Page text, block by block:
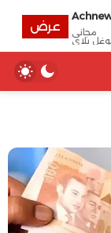
مجانى
بلاي
عرض